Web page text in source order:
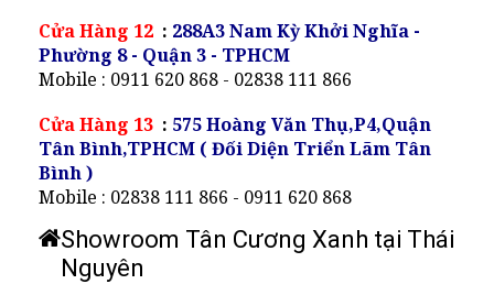
Cửa Hàng 12 : 288A3 Nam Kỳ Khởi Nghĩa -
Phường 8 - Quận 3 - TPHCM
Mobile : 0911 620 868 - 02838 111 866
Cửa Hàng 13 : 575 Hoàng Văn Thụ,P4,Quận
Tân Bình,TPHCM ( Đối Diện Triển Lãm Tân
Bình )
Mobile : 02838 111 866 - 0911 620 868
Showroom Tân Cương Xanh tại Thái
Nguyên